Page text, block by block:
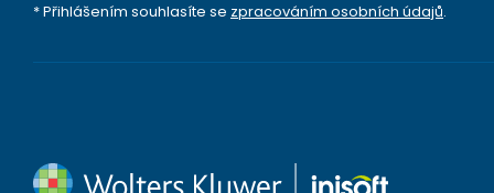
* Přihlášením souhlasíte se zpracováním osobních údajů.